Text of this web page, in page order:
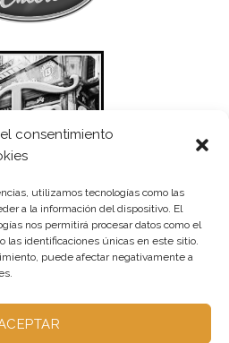
consentimiento
utilizamos tecnologías como las
a la información del dispositivo. El
nos permitirá procesar datos como el
las identificaciones únicas en este sitio.
puede afectar negativamente a